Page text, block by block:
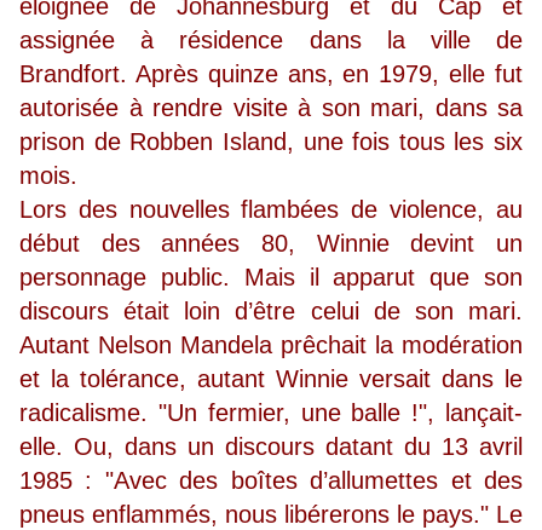
éloignée de Johannesburg et du Cap et
assignée à résidence dans la ville de
Brandfort. Après quinze ans, en 1979, elle fut
autorisée à rendre visite à son mari, dans sa
prison de Robben Island, une fois tous les six
mois.
Lors des nouvelles flambées de violence, au
début des années 80, Winnie devint un
personnage public. Mais il apparut que son
discours était loin d’être celui de son mari.
Autant Nelson Mandela prêchait la modération
et la tolérance, autant Winnie versait dans le
radicalisme. "Un fermier, une balle !", lançait-
elle. Ou, dans un discours datant du 13 avril
1985 : "Avec des boîtes d’allumettes et des
pneus enflammés, nous libérerons le pays." Le